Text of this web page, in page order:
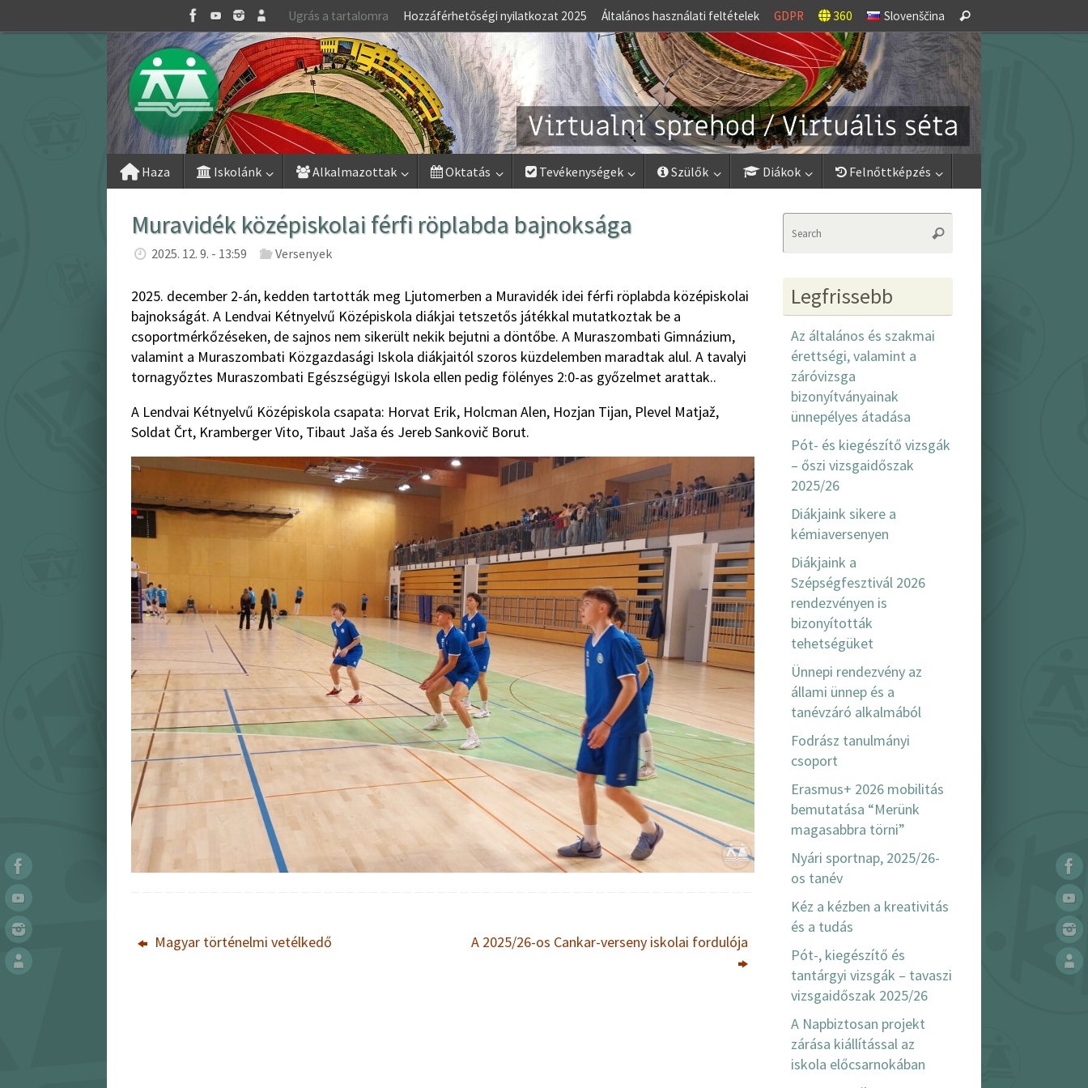
to
Ugrás a tartalomra Hozzáférhetőségi nyilatkozat 2025 Általános használati feltételek GDPR 360 Slovenščina
for:
Search
Haza Iskolánk Alkalmazottak Oktatás Tevékenységek Szülők Diákok Felnőttképzés
Muravidék középiskolai férfi röplabda bajnoksága
2025. 12. 9. - 13:59 Versenyek
2025. december 2-án, kedden tartották meg Ljutomerben a Muravidék idei férfi röplabda középiskolai
bajnokságát. A Lendvai Kétnyelvű Középiskola diákjai tetszetős játékkal mutatkoztak be a
csoportmérkőzéseken, de sajnos nem sikerült nekik bejutni a döntőbe. A Muraszombati Gimnázium,
valamint a Muraszombati Közgazdasági Iskola diákjaitól szoros küzdelemben maradtak alul. A tavalyi
tornagyőztes Muraszombati Egészségügyi Iskola ellen pedig fölényes 2:0-as győzelmet arattak..
A Lendvai Kétnyelvű Középiskola csapata: Horvat Erik, Holcman Alen, Hozjan Tijan, Plevel Matjaž,
Soldat Črt, Kramberger Vito, Tibaut Jaša és Jereb Sankovič Borut.
Magyar történelmi vetélkedő A 2025/26-os Cankar-verseny iskolai fordulója
Search
Legfrissebb
Az általános és szakmai
érettségi, valamint a
záróvizsga
bizonyítványainak
ünnepélyes átadása
Pót- és kiegészítő vizsgák
– őszi vizsgaidőszak
2025/26
Diákjaink sikere a
kémiaversenyen
Diákjaink a
Szépségfesztivál 2026
rendezvényen is
bizonyították
tehetségüket
Ünnepi rendezvény az
állami ünnep és a
tanévzáró alkalmából
Fodrász tanulmányi
csoport
Erasmus+ 2026 mobilitás
bemutatása “Merünk
magasabbra törni”
Nyári sportnap, 2025/26-
os tanév
Kéz a kézben a kreativitás
és a tudás
Pót-, kiegészítő és
tantárgyi vizsgák – tavaszi
vizsgaidőszak 2025/26
A Napbiztosan projekt
zárása kiállítással az
iskola előcsarnokában